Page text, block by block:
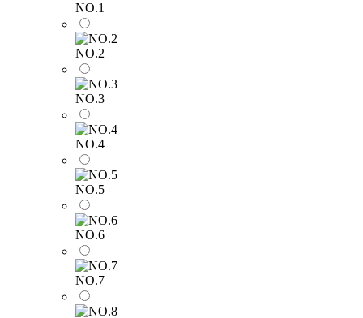
NO.1
NO.2
NO.3
NO.4
NO.5
NO.6
NO.7